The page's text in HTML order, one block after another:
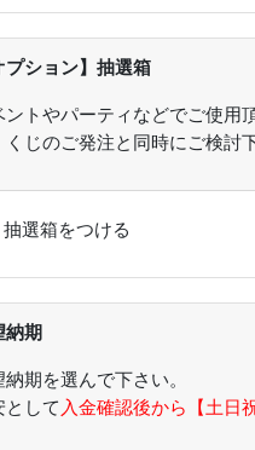
プション】抽選箱
ントやパーティなどでご使用
くじのご発注と同時にご検討
抽選箱をつける
納期
期を選んで下さい。
として 入金確認後から【土日